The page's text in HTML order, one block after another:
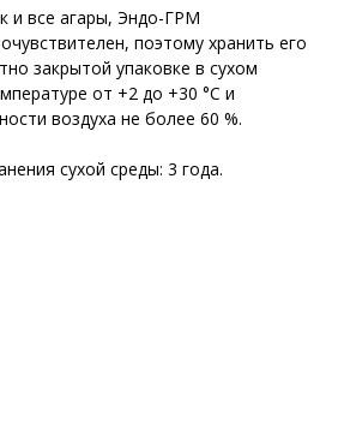
и все агары, Эндо-ГРМ
поэтому хранить его
закрытой упаковке в сухом
от +2 до +30 °С и
воздуха не более 60 %.
сухой среды: 3 года.